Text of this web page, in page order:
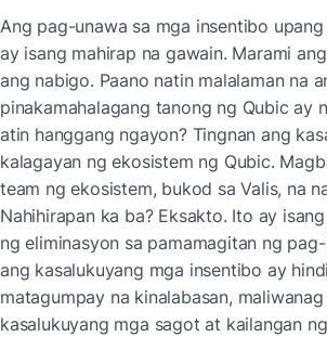
Ang pag-unawa sa mga insentibo
ay isang mahirap na gawain. Marami
ang nabigo. Paano natin malalaman na
pinakamahalagang tanong ng Qubic ay
atin hanggang ngayon? Tingnan ang
kalagayan ng ekosistem ng Qubic.
team ng ekosistem, bukod sa Valis, na
Nahihirapan ka ba? Eksakto. Ito ay
ng eliminasyon sa pamamagitan ng
ang kasalukuyang mga insentibo ay
matagumpay na kinalabasan,
kasalukuyang mga sagot at kailangan